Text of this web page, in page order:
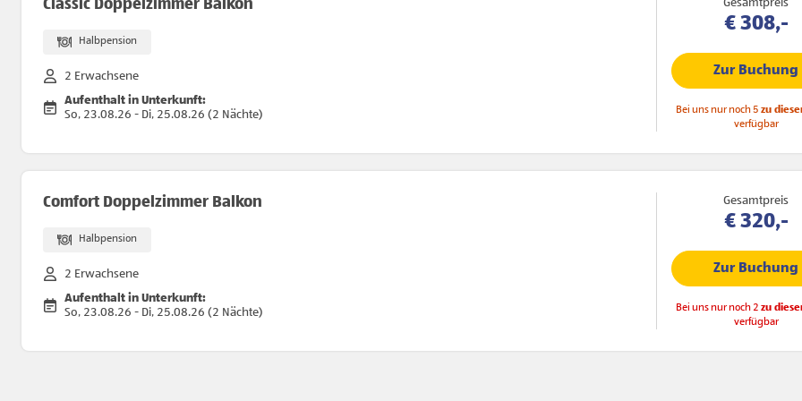
Classic Doppelzimmer Balkon
Halbpension
2 Erwachsene
Aufenthalt in Unterkunft:
So, 23.08.26 - Di, 25.08.26 (2 Nächte)
Gesamtpreis
€ 308,-
Zur Buchung
Bei uns nur noch 5 zu
verfügbar
Comfort Doppelzimmer Balkon
Halbpension
2 Erwachsene
Aufenthalt in Unterkunft:
So, 23.08.26 - Di, 25.08.26 (2 Nächte)
Gesamtpreis
€ 320,-
Zur Buchung
Bei uns nur noch 2 zu
verfügbar